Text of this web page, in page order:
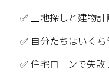
✅ 土地探しと建物
✅ 自分たちはいく
✅ 住宅ローンで失